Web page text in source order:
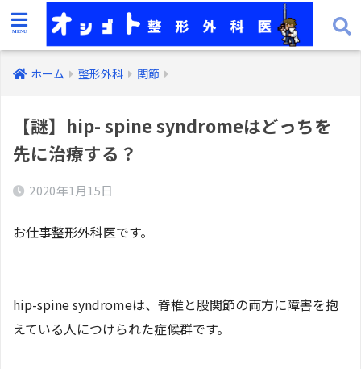
ホーム 整形外科 関節
【謎】hip- spine syndromeはどっちを
先に治療する？
2020年1月15日
お仕事整形外科医です。
hip-spine syndromeは、脊椎と股関節の両方に障害を抱
えている人につけられた症候群です。